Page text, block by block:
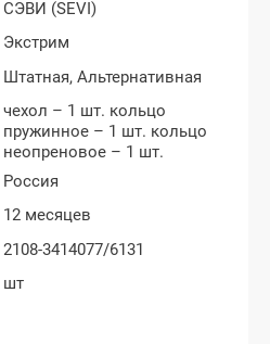
СЭВИ (SEVI)
Экстрим
Штатная,Альтернативная
чехол – 1 шт. кольцо
пружинное – 1 шт. кольцо
неопреновое – 1 шт.
Россия
12 месяцев
2108-3414077/6131
шт